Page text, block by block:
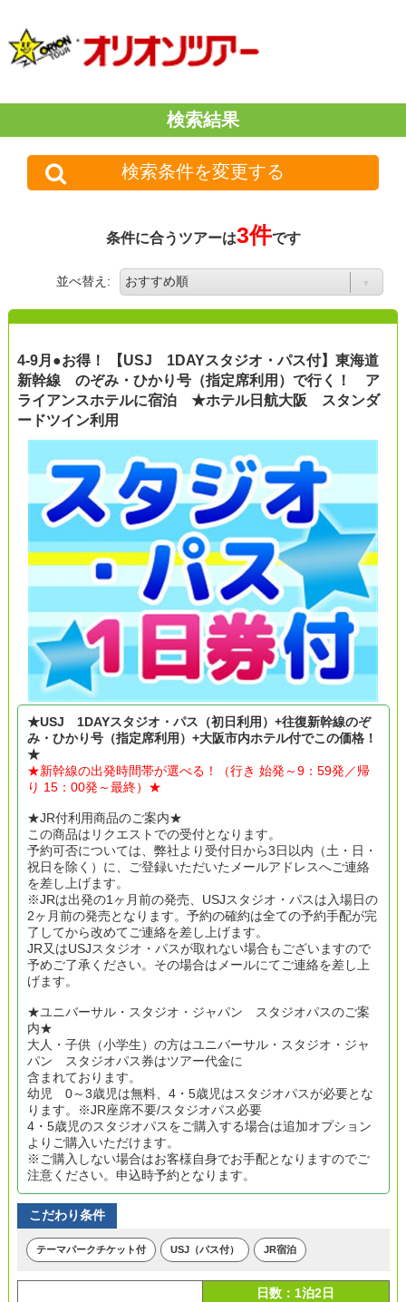
検索結果
検索条件を変更する
条件に合うツアーは3件です
並べ替え:
4-9月●お得！ 【USJ 1DAYスタジオ・パス付】東海道
新幹線 のぞみ・ひかり号（指定席利用）で行く！ ア
ライアンスホテルに宿泊 ★ホテル日航大阪 スタンダ
ードツイン利用
★USJ 1DAYスタジオ・パス（初日利用）+往復新幹線のぞ
み・ひかり号（指定席利用）+大阪市内ホテル付でこの価格！
★
★新幹線の出発時間帯が選べる！（行き 始発～9：59発／帰
り 15：00発～最終）★
★JR付利用商品のご案内★
この商品はリクエストでの受付となります。
予約可否については、弊社より受付日から3日以内（土・日・
祝日を除く）に、ご登録いただいたメールアドレスへご連絡
を差し上げます。
※JRは出発の1ヶ月前の発売、USJスタジオ・パスは入場日の
2ヶ月前の発売となります。予約の確約は全ての予約手配が完
了してから改めてご連絡を差し上げます。
JR又はUSJスタジオ・パスが取れない場合もございますので
予めご了承ください。その場合はメールにてご連絡を差し上
げます。
★ユニバーサル・スタジオ・ジャパン スタジオパスのご案
内★
大人・子供（小学生）の方はユニバーサル・スタジオ・ジャ
パン スタジオパス券はツアー代金に
含まれております。
幼児 0～3歳児は無料、4・5歳児はスタジオパスが必要とな
ります。※JR座席不要/スタジオパス必要
4・5歳児のスタジオパスをご購入する場合は追加オプション
よりご購入いただけます。
※ご購入しない場合はお客様自身でお手配となりますのでご
注意ください。申込時予約となります。
こだわり条件
テーマパークチケット付 USJ（パス付） JR宿泊
日数：1泊2日